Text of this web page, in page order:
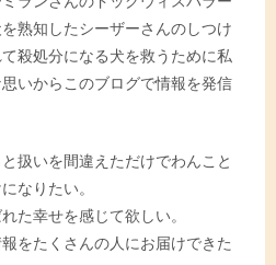
熟知したシーザーさんのしつけ
殺処分になる犬を救うために私
いからこのブログで情報を発信
扱いを間違えただけでわんこと
なりたい。
た幸せを感じて欲しい。
をたくさんの人にお届けできた